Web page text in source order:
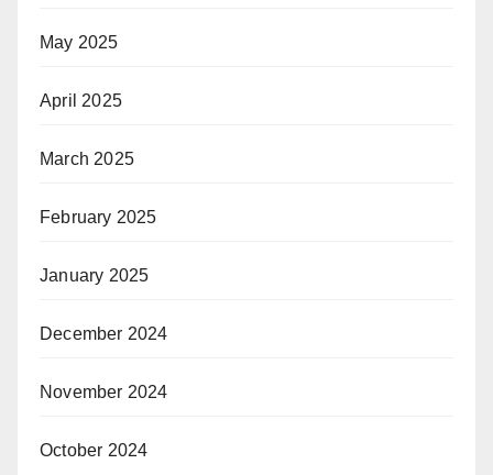
May 2025
April 2025
March 2025
February 2025
January 2025
December 2024
November 2024
October 2024